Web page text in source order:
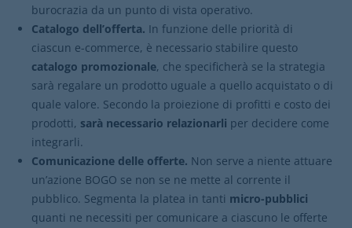
burocrazia da un punto di vista operativo.
Catalogo dell’offerta. In funzione delle priorità di
ciascun e-commerce, è necessario stabilire questo
catalogo promozionale, che specificherà se la strategia
sarà regalare un prodotto uguale a quello acquistato o di
quale valore. Secondo la proiezione di profitti e costo dei
prodotti, sarà necessario relazionarli per decidere come
integrarli.
Comunicazione delle offerte. Non serve a niente attuare
un’azione BOGO se non se ne mette al corrente il
pubblico. Segmenta la platea in tanti micro-pubblici
quanti ne necessiti per comunicare a ciascuno le offerte